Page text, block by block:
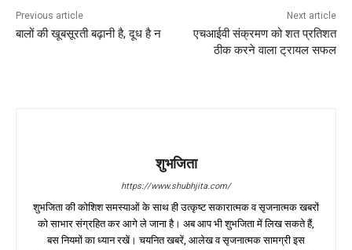
Previous article
बालों की खूबसूरती बढ़ानी है, दूध है न
Next article
एचआईवी संक्रमण को शत प्रतिशत
ठीक करने वाला ट्रायल सफल
शुभजिता
https://www.shubhjita.com/
शुभजिता की कोशिश समस्याओं के साथ ही उत्कृष्ट सकारात्मक व सृजनात्मक खबरों
को साभार संग्रहित कर आगे ले जाना है। अब आप भी शुभजिता में लिख सकते हैं,
बस नियमों का ध्यान रखें। चयनित खबरें, आलेख व सृजनात्मक सामग्री इस